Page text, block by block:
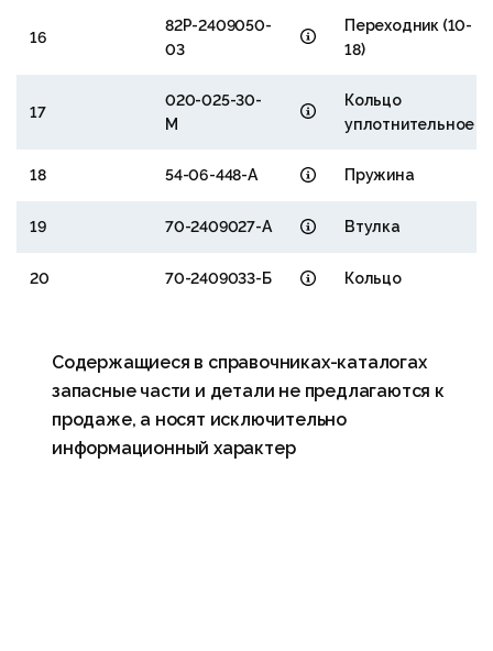
16
82Р-2409050-
03
Переходник (10-
18)
17
020-025-30-
М
Кольцо
уплотнительное
18 54-06-448-А Пружина
19 70-2409027-А Втулка
20 70-2409033-Б Кольцо
Содержащиеся в справочниках-каталогах
запасные части и детали не предлагаются к
продаже, а носят исключительно
информационный характер